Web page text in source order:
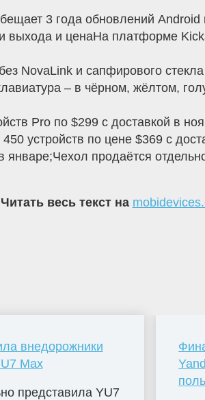
3 года обновлений
выхода и ценаНа платформе
NovaLink и сапфирового
– в чёрном, жёлтом,
Pro по $299 с доставкой в
450 устройств по цене $369 с
январе;Чехол продаётся
Читать весь текст на
внедорожники
Max
представила YU7